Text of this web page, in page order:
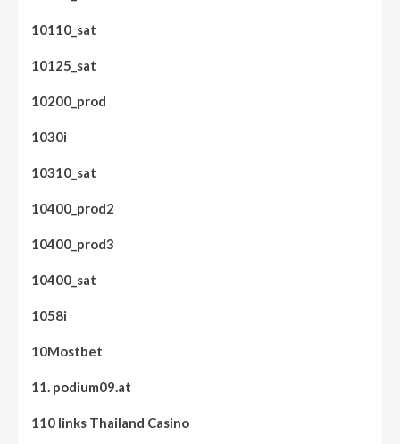
10110_sat
10125_sat
10200_prod
1030i
10310_sat
10400_prod2
10400_prod3
10400_sat
1058i
10Mostbet
11. podium09.at
110 links Thailand Casino